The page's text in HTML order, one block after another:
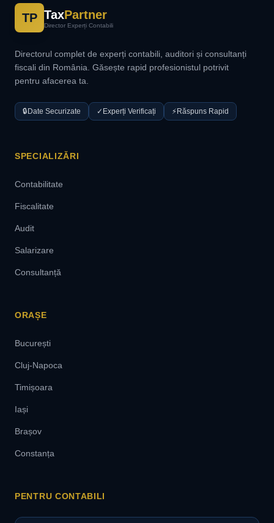
TP TaxPartner
Director Experți Contabili
Directorul complet de experți contabili, auditori și consultanți
fiscali din România. Găsește rapid profesionistul potrivit
pentru afacerea ta.
🔒 Date Securizate ✓ Experți Verificați ⚡ Răspuns Rapid
SPECIALIZĂRI
Contabilitate
Fiscalitate
Audit
Salarizare
Consultanță
ORAȘE
București
Cluj-Napoca
Timișoara
Iași
Brașov
Constanța
PENTRU CONTABILI